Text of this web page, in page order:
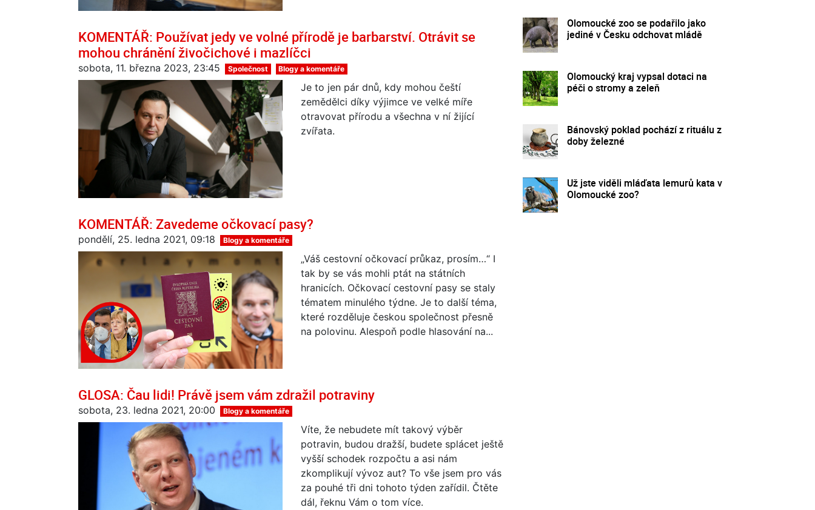
KOMENTÁŘ: Používat jedy ve volné přírodě je barbarství. Otrávit se
mohou chránění živočichové i mazlíčci
sobota, 11. března 2023, 23:45 Společnost Blogy a komentáře
Je to jen pár dnů, kdy mohou čeští
zemědělci díky výjimce ve velké míře
otravovat přírodu a všechna v ní žijící
zvířata.
KOMENTÁŘ: Zavedeme očkovací pasy?
pondělí, 25. ledna 2021, 09:18 Blogy a komentáře
„Váš cestovní očkovací průkaz, prosím…“ I
tak by se vás mohli ptát na státních
hranicích. Očkovací cestovní pasy se staly
tématem minulého týdne. Je to další téma,
které rozděluje českou společnost přesně
na polovinu. Alespoň podle hlasování na...
GLOSA: Čau lidi! Právě jsem vám zdražil potraviny
sobota, 23. ledna 2021, 20:00 Blogy a komentáře
Víte, že nebudete mít takový výběr
potravin, budou dražší, budete splácet ještě
vyšší schodek rozpočtu a asi nám
zkomplikují vývoz aut? To vše jsem pro vás
za pouhé tři dni tohoto týden zařídil. Čtěte
dál, řeknu Vám o tom více.
Olomoucké zoo se podařilo jako
jediné v Česku odchovat mládě
Olomoucký kraj vypsal dotaci na
péči o stromy a zeleň
Bánovský poklad pochází z rituálu z
doby železné
Už jste viděli mláďata lemurů kata v
Olomoucké zoo?